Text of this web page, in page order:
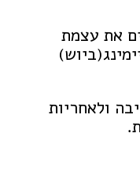
את עצמת
ולאחריות